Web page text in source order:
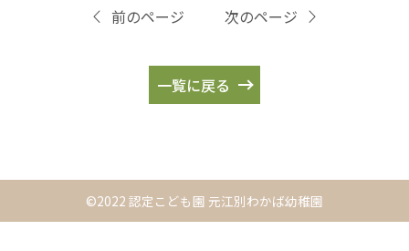
前のページ
一覧に戻る
次のページ
©2022 認定こども園 元江別わかば幼稚園